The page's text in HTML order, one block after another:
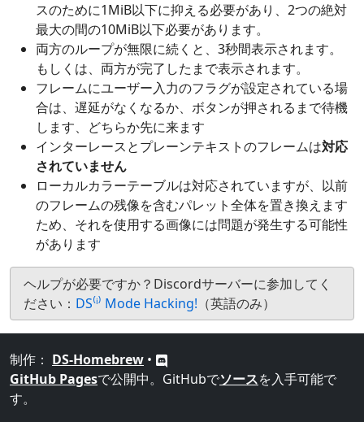
スのために1MiB以下に抑える必要があり、2つの絶対
最大の間の10MiB以下必要があります。
両方のループが無限に続くと、3秒間表示されます。
もしくは、両方が完了したまで表示されます。
フレームにユーザー入力のフラグが設定されている場
合は、遅延がなくなるか、ボタンが押されるまで待機
します、どちらか先に来ます
インターレースとプレーンテキストのフレームは対応
されていません
ローカルカラーテーブルは対応されていますが、以前
のフレームの残像を含むパレット全体を置き換えます
ため、それを使用する画像には問題が発生する可能性
があります
ヘルプが必要ですか？Discordサーバーに参加してく
ださい： DS⁽ⁱ⁾ Mode Hacking! （英語のみ）
制作： DS-Homebrew •
GitHub Pagesで公開中。GitHubでソースを入手可能で
す。